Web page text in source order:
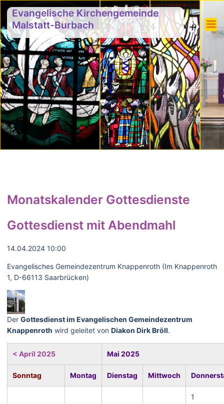
Evangelische Kirchengemeinde
Malstatt-Burbach
Monatskalender Gottesdienste
Gottesdienst mit Abendmahl
14.04.2024 10:00
Evangelisches Gemeindezentrum Knappenroth (Im Knappenroth
1, D-66113 Saarbrücken)
Der Gottesdienst im Evangelischen Gemeindezentrum
Knappenroth wird geleitet von Diakon Dirk Bröll.
< April 2025 Mai 2025
Sonntag Montag Dienstag Mittwoch
1